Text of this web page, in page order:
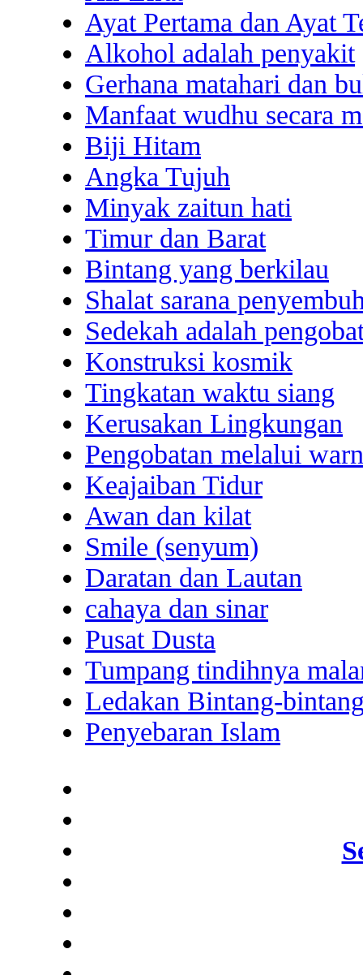
Ayat Pertama dan Ayat
Alkohol adalah penyakit
Gerhana matahari dan
Manfaat wudhu secara
Biji Hitam
Angka Tujuh
Minyak zaitun hati
Timur dan Barat
Bintang yang berkilau
Shalat sarana
Sedekah adalah
Konstruksi kosmik
Tingkatan waktu siang
Kerusakan Lingkungan
Pengobatan melalui
Keajaiban Tidur
Awan dan kilat
Smile (senyum)
Daratan dan Lautan
cahaya dan sinar
Pusat Dusta
Tumpang tindihnya
Ledakan Bintang-
Penyebaran Islam